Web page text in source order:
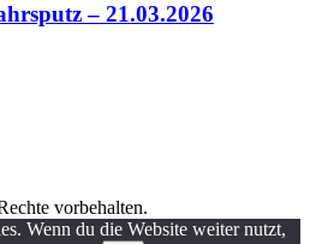
– 21.03.2026
vorbehalten.
Wenn du die Website weiter nutzt,